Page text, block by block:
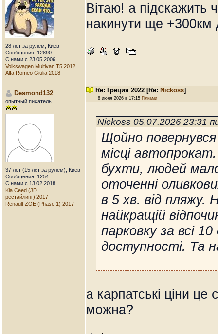
28 лет за рулем, Киев
Сообщения: 12890
С нами с 23.05.2006
Volkswagen Multivan T5 2012
Alfa Romeo Giulia 2018
Вітаю! а підскажить
накинути ще +300км
Desmond132
опытный писатель
37 лет (15 лет за рулем), Киев
Сообщения: 1254
С нами с 13.02.2018
Kia Ceed (JD
рестайлинг) 2017
Renault ZOE (Phase 1) 2017
Re: Греция 2022 [Re: Nickoss]
8 июля 2026 в 17:15 Гілками
Nickoss 05.07.2026 23:31
Щойно
місці
бухти, людей
оточенні
в 5 хв. від пляжу.
найкращій
парковку за всі
доступності. Та
а карпатські ціни це
можна?